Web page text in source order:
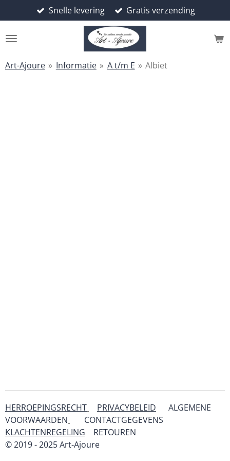
direct
naar
hoofdinhoud
Snelle levering Gratis verzending
Art-Ajoure » Informatie » A t/m E » Albiet
HERROEPINGSRECHT PRIVACYBELEID
ALGEMENE
VOORWAARDEN
CONTACTGEGEVENS
KLACHTENREGELING
RETOUREN
© 2019 - 2025 Art-Ajoure